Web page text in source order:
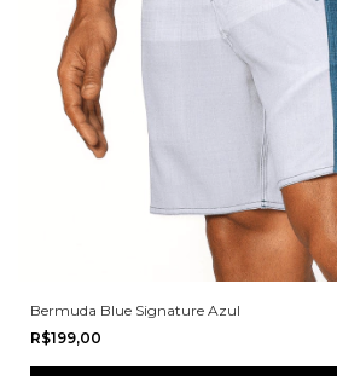
Bermuda Blue Signature Azul
R$199,00